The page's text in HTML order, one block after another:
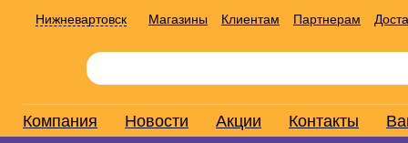
Нижневартовск Магазины Клиентам Партнерам
Компания Новости Акции Контакты